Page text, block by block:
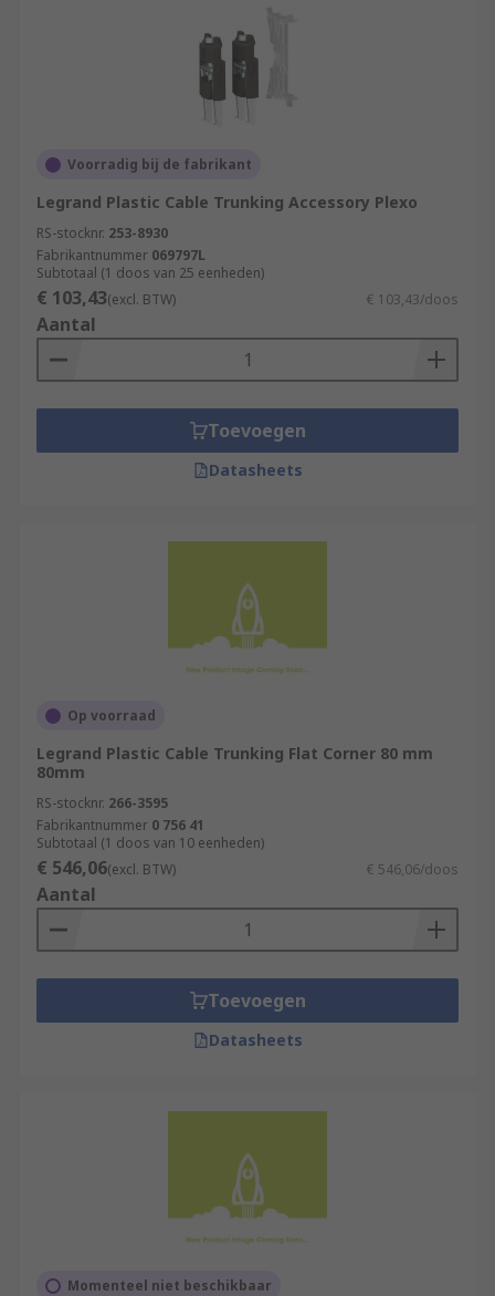
Voorradig bij de fabrikant
Legrand Plastic Cable Trunking Accessory Plexo
RS-stocknr. 253-8930
Fabrikantnummer 069797L
Subtotaal (1 doos van 25 eenheden)
€ 103,43(excl. BTW) € 103,43/doos
Aantal
Toevoegen
Datasheets
Op voorraad
Legrand Plastic Cable Trunking Flat Corner 80 mm
80mm
RS-stocknr. 266-3595
Fabrikantnummer 0 756 41
Subtotaal (1 doos van 10 eenheden)
€ 546,06(excl. BTW) € 546,06/doos
Aantal
Toevoegen
Datasheets
Momenteel niet beschikbaar